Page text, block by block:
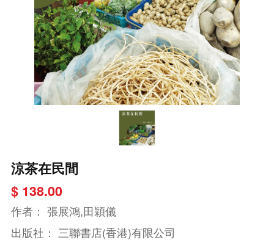
涼茶在民間
$ 138.00
作者： 張展鴻,田穎儀
出版社： 三聯書店(香港)有限公司